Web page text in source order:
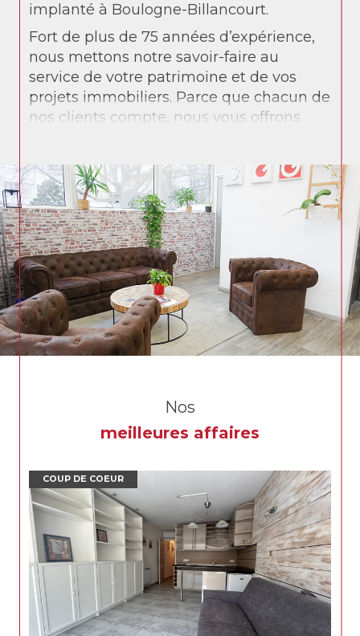
implanté à Boulogne-Billancourt.
Fort de plus de 75 années d’expérience,
nous mettons notre savoir-faire au
service de votre patrimoine et de vos
projets immobiliers. Parce que chacun de
nos clients compte, nous vous offrons
L’ensemble de nos collaborateurs vous
accompagne sur vos différents projets :
achat, vente, gestion locative, syndic de
copropriété et immobilier d’entreprise.
Grech immobilier, c’est aujourd’hui
l’alliance d’un savoir-faire issu de notre
longue histoire et des technologies les
plus récentes pour vous offrir le meilleur
service.
Nos
meilleures affaires
COUP DE COEUR